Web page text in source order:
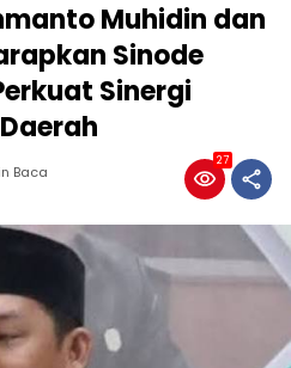
Muhidin dan
Sinode
Sinergi
Baca
27